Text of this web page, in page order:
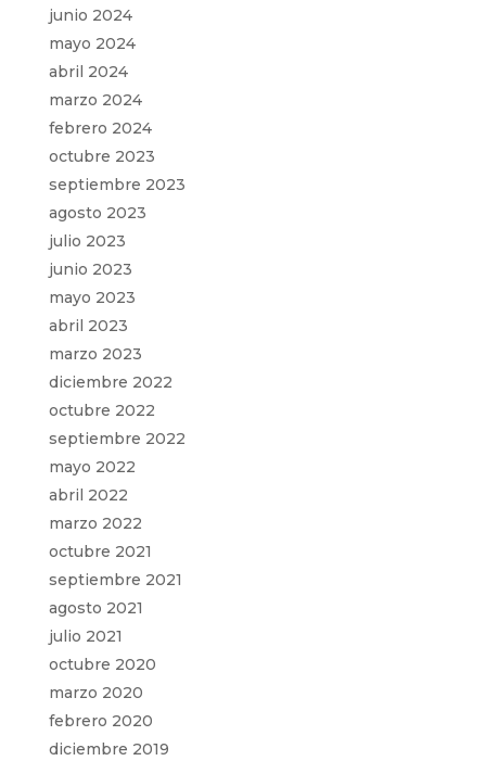
junio 2024
mayo 2024
abril 2024
marzo 2024
febrero 2024
octubre 2023
septiembre 2023
agosto 2023
julio 2023
junio 2023
mayo 2023
abril 2023
marzo 2023
diciembre 2022
octubre 2022
septiembre 2022
mayo 2022
abril 2022
marzo 2022
octubre 2021
septiembre 2021
agosto 2021
julio 2021
octubre 2020
marzo 2020
febrero 2020
diciembre 2019